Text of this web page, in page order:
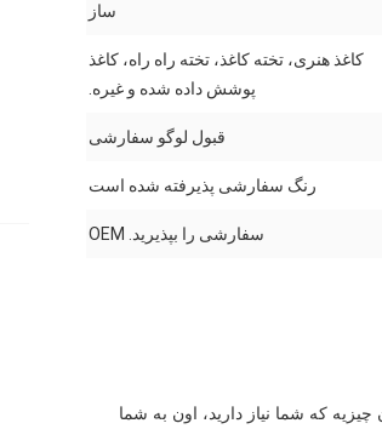
ساز
کاغذ هنری، تخته کاغذ، تخته راه راه، کاغذ
پوشش داده شده و غیره.
قبول لوگو سفارشی
رنگ سفارشی پذیرفته شده است
سفارشی را بپذیرید. OEM